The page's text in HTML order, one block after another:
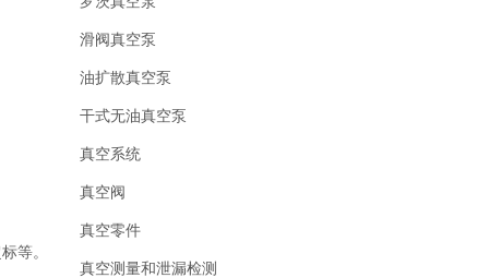
等。
滑阀真空泵
油扩散真空泵
干式无油真空泵
真空系统
真空阀
真空零件
真空测量和泄漏检测